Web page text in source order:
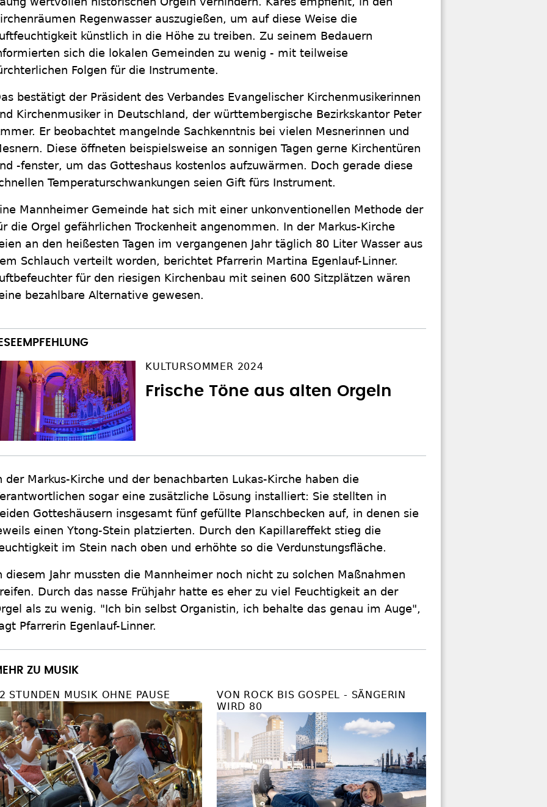
Regenwasser auszugießen, um auf diese Weise die
künstlich in die Höhe zu treiben. Zu seinem Bedauern
sich die lokalen Gemeinden zu wenig - mit teilweise
Folgen für die Instrumente.
bestätigt der Präsident des Verbandes Evangelischer Kirchenmusikerinnen
Kirchenmusiker in Deutschland, der württembergische Bezirkskantor Peter
Er beobachtet mangelnde Sachkenntnis bei vielen Mesnerinnen und
Diese öffneten beispielsweise an sonnigen Tagen gerne Kirchentüren
-fenster, um das Gotteshaus kostenlos aufzuwärmen. Doch gerade diese
Temperaturschwankungen seien Gift fürs Instrument.
Mannheimer Gemeinde hat sich mit einer unkonventionellen Methode der
die Orgel gefährlichen Trockenheit angenommen. In der Markus-Kirche
an den heißesten Tagen im vergangenen Jahr täglich 80 Liter Wasser aus
Schlauch verteilt worden, berichtet Pfarrerin Martina Egenlauf-Linner.
für den riesigen Kirchenbau mit seinen 600 Sitzplätzen wären
bezahlbare Alternative gewesen.
KULTURSOMMER 2024
Frische Töne aus alten Orgeln
der Markus-Kirche und der benachbarten Lukas-Kirche haben die
sogar eine zusätzliche Lösung installiert: Sie stellten in
Gotteshäusern insgesamt fünf gefüllte Planschbecken auf, in denen sie
einen Ytong-Stein platzierten. Durch den Kapillareffekt stieg die
im Stein nach oben und erhöhte so die Verdunstungsfläche.
diesem Jahr mussten die Mannheimer noch nicht zu solchen Maßnahmen
Durch das nasse Frühjahr hatte es eher zu viel Feuchtigkeit an der
als zu wenig. "Ich bin selbst Organistin, ich behalte das genau im Auge",
Pfarrerin Egenlauf-Linner.
ZU MUSIK
STUNDEN MUSIK OHNE PAUSE
VON ROCK BIS GOSPEL - SÄNGERIN
WIRD 80